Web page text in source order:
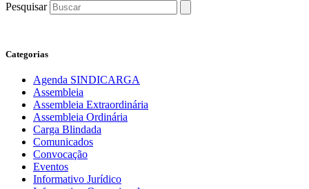
Pesquisar
Categorias
Agenda SINDICARGA
Assembleia
Assembleia Extraordinária
Assembleia Ordinária
Carga Blindada
Comunicados
Convocação
Eventos
Informativo Jurídico